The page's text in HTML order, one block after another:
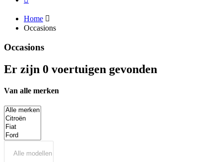
Home
Occasions
Occasions
Er zijn 0 voertuigen gevonden
Van alle merken